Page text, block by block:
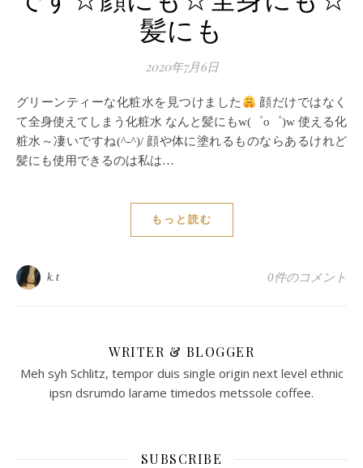
髪にも
2020年7月6日
グリーンティーな化粧水を見つけました
顔だけではなく
て全身使えてしまう化粧水 なんと髪にもw(゜o゜)w 使える化
粧水～凄いですね(^-^)/ 顔や体に塗れるものならあるけれど
髪にも使用できるのは私は…
もっと読む
k.t 0件のコメント
WRITER & BLOGGER
Meh syh Schlitz, tempor duis single origin next level ethnic
ipsn dsrumdo larame timedos metssole coffee.
SUBSCRIBE